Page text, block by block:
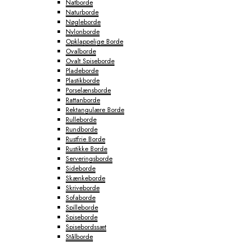
Natborde
Naturborde
Nøgleborde
Nylonborde
Opklappelige Borde
Ovalborde
Ovalt Spiseborde
Pladeborde
Plastikborde
Porselænsborde
Rattanborde
Rektangulære Borde
Rulleborde
Rundborde
Rustfrie Borde
Rustikke Borde
Serveringsborde
Sideborde
Skænkeborde
Skriveborde
Sofaborde
Spilleborde
Spiseborde
Spisebordssæt
Stålborde